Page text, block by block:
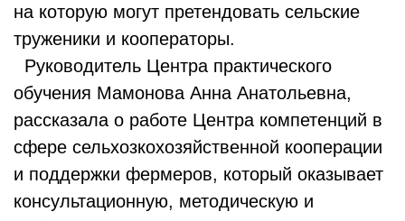
на которую могут претендовать сельские
труженики и кооператоры.
Руководитель Центра практического
обучения Мамонова Анна Анатольевна,
рассказала о работе Центра компетенций в
сфере сельхозкохозяйственной кооперации
и поддержки фермеров, который оказывает
консультационную, методическую и